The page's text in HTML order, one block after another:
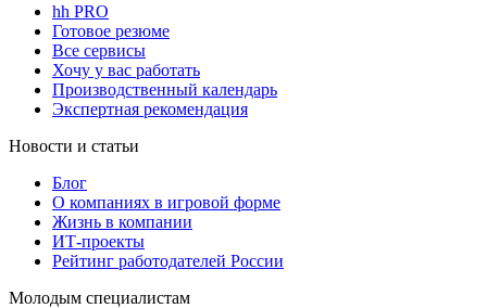
hh PRO
Готовое резюме
Все сервисы
Хочу у вас работать
Производственный календарь
Экспертная рекомендация
Новости и статьи
Блог
О компаниях в игровой форме
Жизнь в компании
ИТ-проекты
Рейтинг работодателей России
Молодым специалистам